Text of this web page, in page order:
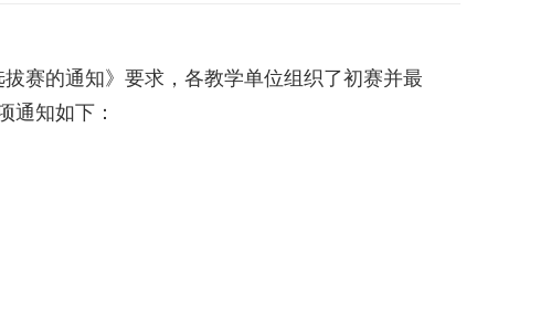
赛的通知》要求，各教学单位组织了初赛并最
通知如下：